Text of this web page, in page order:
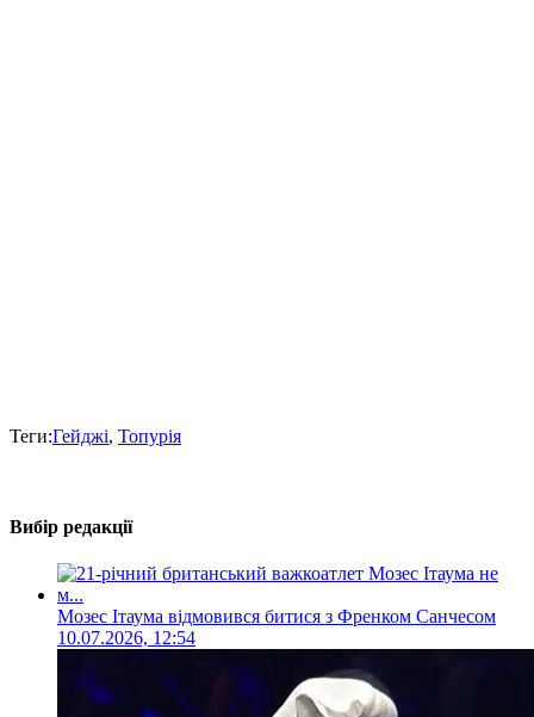
Теги:Гейджі, Топурія
Вибір редакції
Мозес Ітаума відмовився битися з Френком Санчесом
10.07.2026, 12:54